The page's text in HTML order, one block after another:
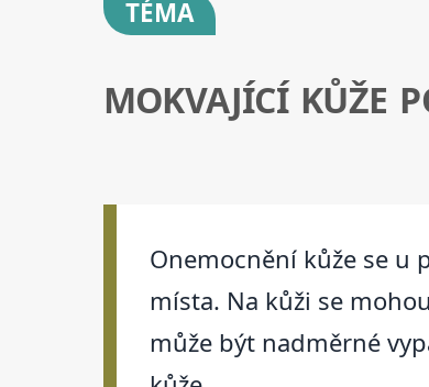
TÉMA
MOKVAJÍCÍ KŮŽE
Onemocnění kůže se u
místa. Na kůži se
může být nadměrné